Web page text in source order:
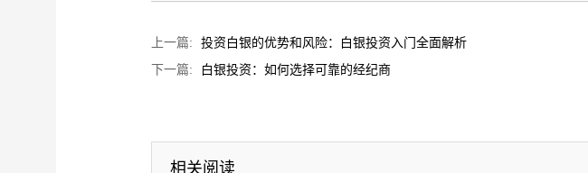
上一篇:
投资白银的优势和风险：白银投资入门全面解析
下一篇:
白银投资：如何选择可靠的经纪商
相关阅读